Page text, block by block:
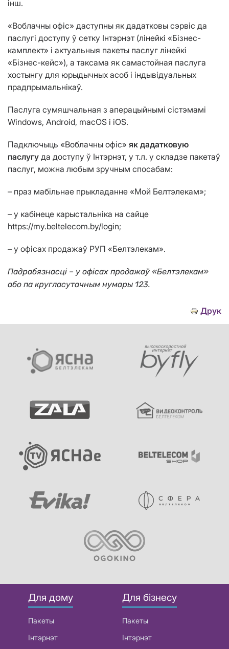
інш.
«Воблачны офіс» даступны як дадатковы сэрвіс да
паслугі доступу ў сетку Інтэрнэт (лінейкі «Бізнес-
камплект» і актуальныя пакеты паслуг лінейкі
«Бізнес-кейс»), а таксама як самастойная паслуга
хостынгу для юрыдычных асоб і індывідуальных
прадпрымальнікаў.
Паслуга сумяшчальная з аперацыйнымі сістэмамі
Windows, Android, macOS і iOS.
Падключыць «Воблачны офіс» як дадатковую
паслугу да доступу ў Інтэрнэт, у т.л. у складзе пакетаў
паслуг, можна любым зручным спосабам:
– праз мабільнае прыкладанне «Мой Белтэлекам»;
– у кабінеце карыстальніка на сайце
https://my.beltelecom.by/login;
– у офісах продажаў РУП «Белтэлекам».
Падрабязнасці – у офісах продажаў «Белтэлекам»
або па кругласутачным нумары 123.
Друк
Для дому
Пакеты
Інтэрнэт
Для бізнесу
Пакеты
Інтэрнэт